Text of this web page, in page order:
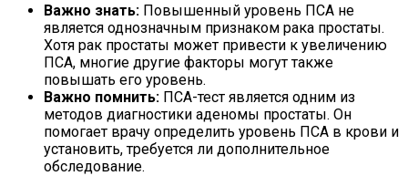
Важно знать: Повышенный уровень ПСА не
является однозначным признаком рака простаты.
Хотя рак простаты может привести к увеличению
ПСА, многие другие факторы могут также
повышать его уровень.
Важно помнить: ПСА-тест является одним из
методов диагностики аденомы простаты. Он
помогает врачу определить уровень ПСА в крови и
установить, требуется ли дополнительное
обследование.